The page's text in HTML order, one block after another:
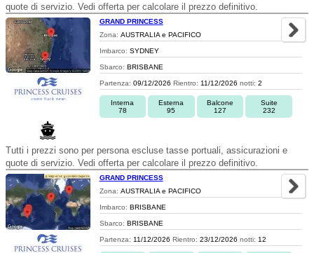
quote di servizio. Vedi offerta per calcolare il prezzo definitivo.
GRAND PRINCESS
Zona: AUSTRALIA e PACIFICO
Imbarco: SYDNEY
Sbarco: BRISBANE
Partenza: 09/12/2026 Rientro: 11/12/2026 notti: 2
Interna
78
Esterna
95
Balcone
127
Suite
232
Tutti i prezzi sono per persona escluse tasse portuali, assicurazioni e
quote di servizio. Vedi offerta per calcolare il prezzo definitivo.
GRAND PRINCESS
Zona: AUSTRALIA e PACIFICO
Imbarco: BRISBANE
Sbarco: BRISBANE
Partenza: 11/12/2026 Rientro: 23/12/2026 notti: 12